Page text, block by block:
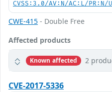
CVSS:3.0/AV:N/AC:L/
CWE-415 - Double Free
Affected products
Known affected 2
CVE-2017-5336